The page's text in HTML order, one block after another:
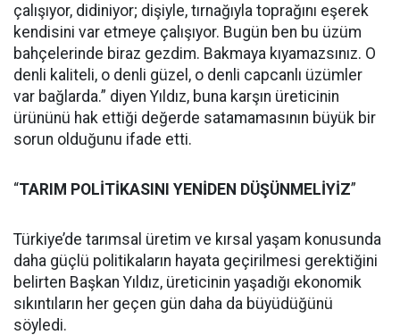
çalışıyor, didiniyor; dişiyle, tırnağıyla toprağını eşerek
kendisini var etmeye çalışıyor. Bugün ben bu üzüm
bahçelerinde biraz gezdim. Bakmaya kıyamazsınız. O
denli kaliteli, o denli güzel, o denli capcanlı üzümler
var bağlarda.” diyen Yıldız, buna karşın üreticinin
ürününü hak ettiği değerde satamamasının büyük bir
sorun olduğunu ifade etti.
“TARIM POLİTİKASINI YENİDEN DÜŞÜNMELİYİZ”
Türkiye’de tarımsal üretim ve kırsal yaşam konusunda
daha güçlü politikaların hayata geçirilmesi gerektiğini
belirten Başkan Yıldız, üreticinin yaşadığı ekonomik
sıkıntıların her geçen gün daha da büyüdüğünü
söyledi.